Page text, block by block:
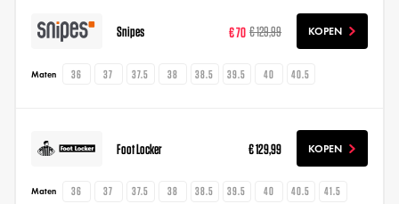
Snipes € 70 € 129,99 KOPEN
Maten 36 37 37.5 38 38.5 39.5 40 40.5
Foot Locker € 129,99 KOPEN
Maten 36 37 37.5 38 38.5 39.5 40 40.5
41.5